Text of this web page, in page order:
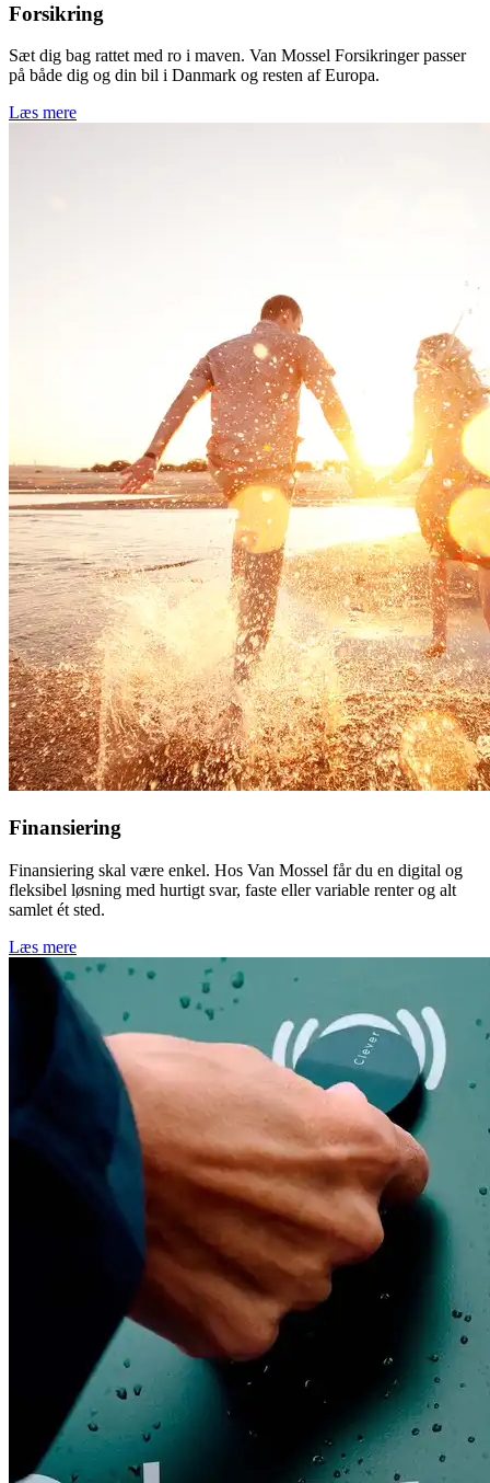
Forsikring
Sæt dig bag rattet med ro i maven. Van Mossel Forsikringer passer
på både dig og din bil i Danmark og resten af Europa.
Læs mere
Finansiering
Finansiering skal være enkel. Hos Van Mossel får du en digital og
fleksibel løsning med hurtigt svar, faste eller variable renter og alt
samlet ét sted.
Læs mere